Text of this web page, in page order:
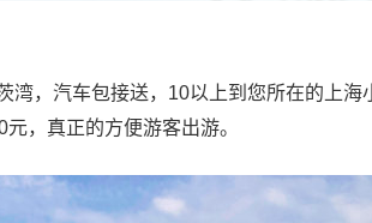
湾，汽车包接送，10以上到您所在的上海
，真正的方便游客出游。